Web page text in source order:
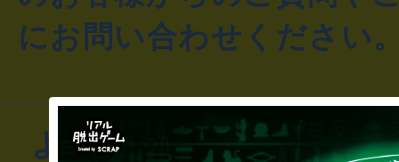
にお問い合わせください
よくあるお問い合わせ